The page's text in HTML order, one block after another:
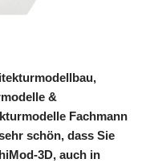
&
Fachmann
schön, dass Sie
3D, auch in